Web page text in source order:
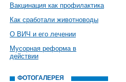
Вакцинация как профилактика
Как сработали животноводы
О ВИЧ и его лечении
Мусорная реформа в
действии
ФОТОГАЛЕРЕЯ